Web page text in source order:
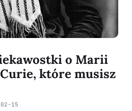
o Marii
które musisz
15